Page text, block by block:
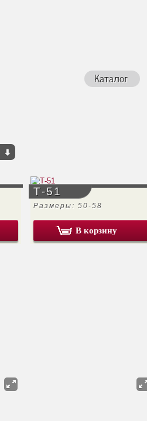
Каталог
Т-51
Размеры: 50-58
В корзину